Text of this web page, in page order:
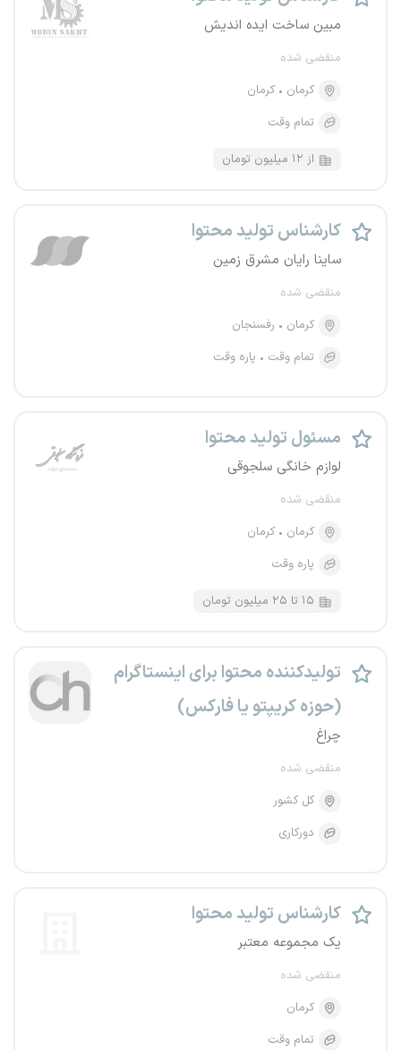
مبین ساخت ایده اندیش
منقضی شده
کرمان
کرمان
تمام وقت
از ۱۲ میلیون تومان
کارشناس تولید محتوا
ساینا رایان مشرق زمین
منقضی شده
کرمان
رفسنجان
تمام وقت
پاره وقت
مسئول تولید محتوا
لوازم خانگی سلجوقی
منقضی شده
کرمان
کرمان
پاره وقت
۱۵ تا ۲۵ میلیون تومان
تولیدکننده محتوا برای اینستاگرام
(حوزه کریپتو یا فارکس)
چراغ
منقضی شده
کل کشور
دورکاری
کارشناس تولید محتوا
یک مجموعه معتبر
منقضی شده
کرمان
تمام وقت